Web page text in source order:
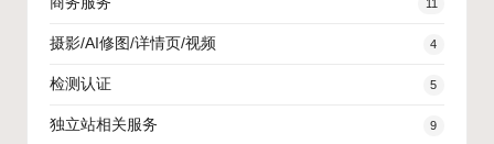
11
摄影/AI修图/详情页/视频 4
检测认证 5
独立站相关服务 9